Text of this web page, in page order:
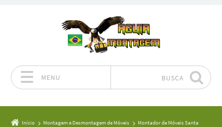
MENU BUSCA
Início Montagem e Desmontagem de Móveis
Montador de Móveis Santa